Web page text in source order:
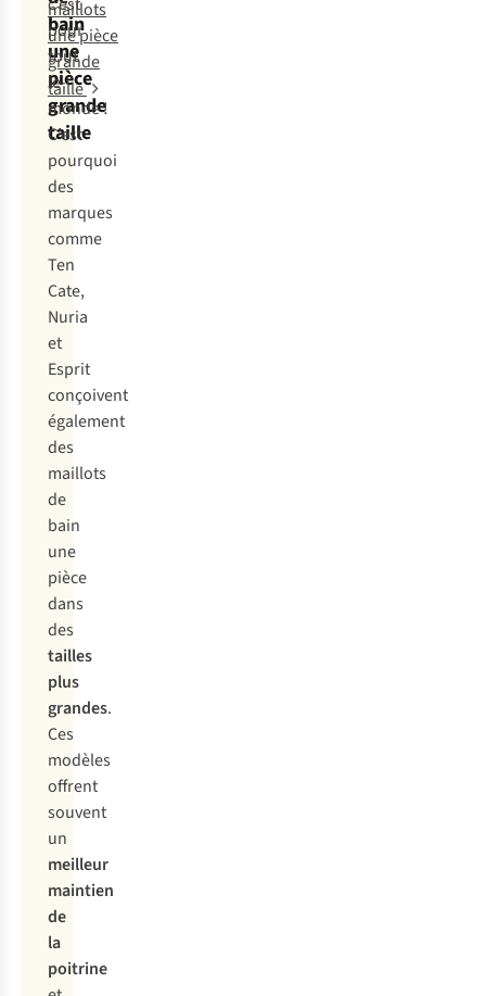
bain
une
pièce
grande
taille
pour
tout
le
monde !
C’est
pourquoi
des
marques
comme
Ten
Cate,
Nuria
et
Esprit
conçoivent
également
des
maillots
de
bain
une
pièce
dans
des
tailles
plus
grandes.
Ces
modèles
offrent
souvent
un
meilleur
maintien
de
la
poitrine
maillots
une pièce
grande
taille